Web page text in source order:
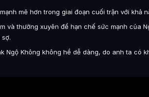
mẽ hơn trong giai đoạn cuối trận với khả
và thường xuyên để hạn chế sức mạnh của
Ngộ Không không hề dễ dàng, do anh ta có